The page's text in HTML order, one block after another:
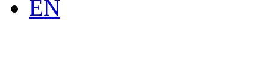
EN